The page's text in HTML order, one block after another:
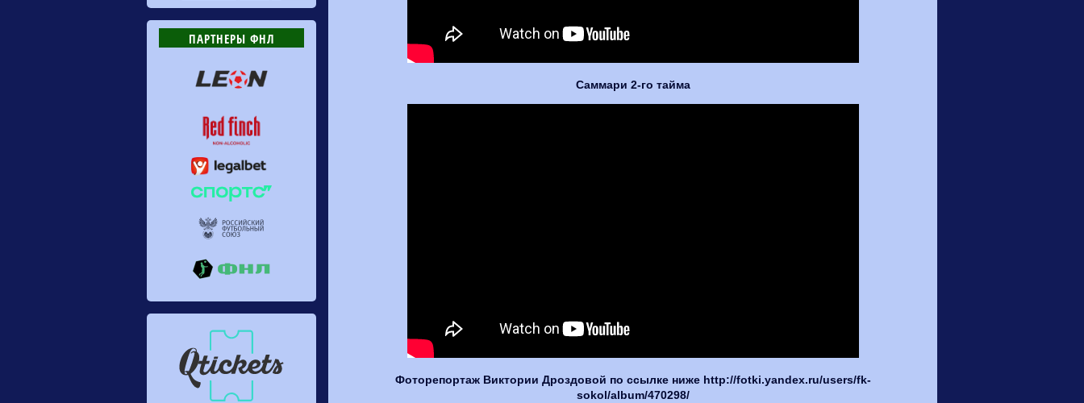
ПАРТНЕРЫ ФНЛ
Саммари 2-го тайма
Фоторепортаж Виктории Дроздовой по ссылке ниже http://fotki.yandex.ru/users/fk-
sokol/album/470298/